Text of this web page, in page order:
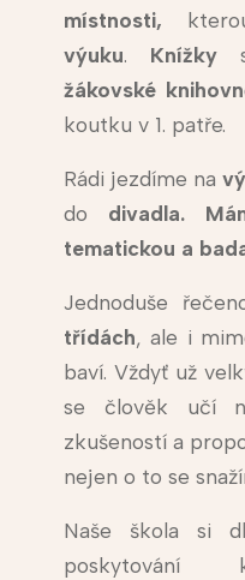
místnosti,
výuku. Knížky
žákovské
koutku v 1. patře.
Rádi jezdíme na
do divadla.
tematickou a
Jednoduše
třídách, ale i
baví. Vždyť už
se člověk učí
zkušeností a
nejen o to se
Naše škola si
poskytování